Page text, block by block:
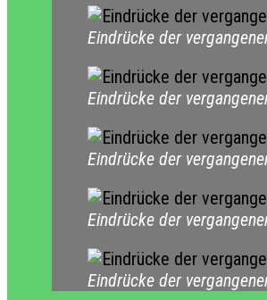
Eindrücke der
Eindrücke der
Eindrücke der
Eindrücke der
Eindrücke der